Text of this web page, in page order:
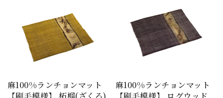
麻100%ランチョンマット
麻100%ランチョンマット